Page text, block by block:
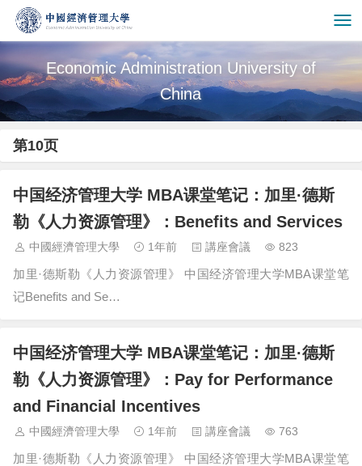
Economic Administration University of
China
第10页
中国经济管理大学 MBA课堂笔记：加里·德斯
勒《人力资源管理》：Benefits and Services
中國經濟管理大學 1年前 講座會議 823
加里·德斯勒《人力资源管理》 中国经济管理大学MBA课堂笔
记Benefits and Se…
中国经济管理大学 MBA课堂笔记：加里·德斯
勒《人力资源管理》：Pay for Performance
and Financial Incentives
中國經濟管理大學 1年前 講座會議 763
加里·德斯勒《人力资源管理》 中国经济管理大学MBA课堂笔